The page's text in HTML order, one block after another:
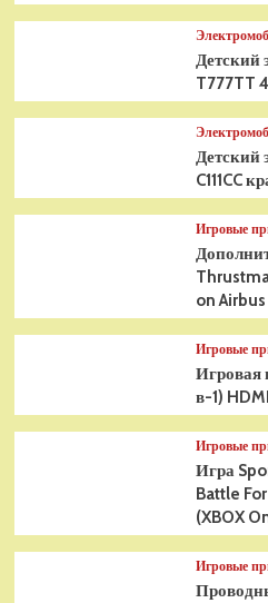
Детский
T777TT
Детский
C111CC
Игровые
on
Игровые
Игровая
в-1)
Игровые
Игра
Battle
(XBOX
Игровые